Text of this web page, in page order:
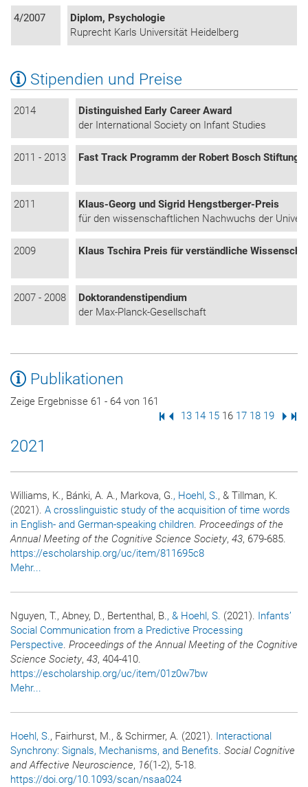
4/2007
Diplom, Psychologie
Ruprecht Karls Universität Heidelberg
Stipendien und Preise
2014
Distinguished Early Career Award
der International Society on Infant Studies
2011 - 2013 Fast Track Programm der Robert Bosch Stiftung
2011
Klaus-Georg und Sigrid Hengstberger-Preis
für den wissenschaftlichen Nachwuchs der
2009 Klaus Tschira Preis für verständliche
2007 - 2008
Doktorandenstipendium
der Max-Planck-Gesellschaft
Publikationen
Zeige Ergebnisse 61 - 64 von 161
Erste Seite
Vorige Seite
Seite
13 Seite
14 Seite
15 Seite
16 Seite
17 Seite
18 Seite
19
2021
Williams, K., Bánki, A. A., Markova, G., Hoehl, S., & Tillman, K.
(2021). A crosslinguistic study of the acquisition of time words
in English- and German-speaking children. Proceedings of the
Annual Meeting of the Cognitive Science Society, 43, 679-685.
https://escholarship.org/uc/item/811695c8
Mehr...
Nguyen, T., Abney, D., Bertenthal, B., & Hoehl, S. (2021). Infants’
Social Communication from a Predictive Processing
Perspective. Proceedings of the Annual Meeting of the Cognitive
Science Society, 43, 404-410.
https://escholarship.org/uc/item/01z0w7bw
Mehr...
Hoehl, S., Fairhurst, M., & Schirmer, A. (2021). Interactional
Synchrony: Signals, Mechanisms, and Benefits. Social Cognitive
and Affective Neuroscience, 16(1-2), 5-18.
https://doi.org/10.1093/scan/nsaa024